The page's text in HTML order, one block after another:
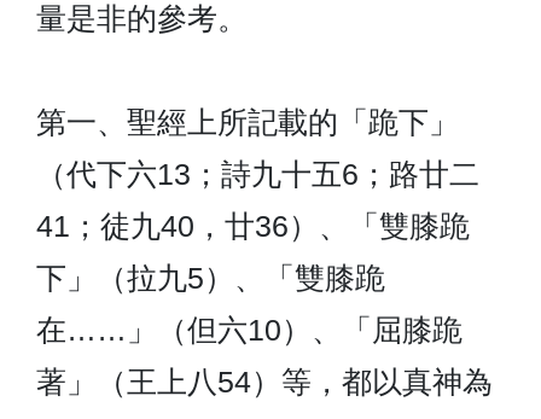
量是非的參考。
第一、聖經上所記載的「跪下」
（代下六13；詩九十五6；路廿二
41；徒九40，廿36）、「雙膝跪
下」（拉九5）、「雙膝跪
在……」（但六10）、「屈膝跪
著」（王上八54）等，都以真神為